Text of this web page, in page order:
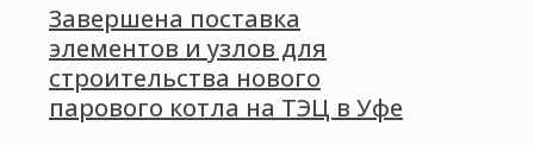
Завершена поставка
элементов и узлов для
строительства нового
парового котла на ТЭЦ в Уфе